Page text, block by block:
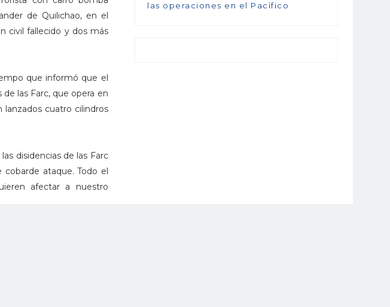
de Quilichao, en el
civil fallecido y dos más
que informó que el
las Farc, que opera en
cuatro cilindros
disidencias de las Farc
ataque. Todo el
afectar a nuestro
las operaciones en el Pacífico